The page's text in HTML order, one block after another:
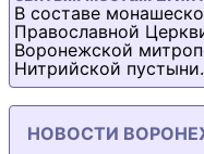
В составе
Православной
Воронежской
Нитрийской пустыни.
НОВОСТИ